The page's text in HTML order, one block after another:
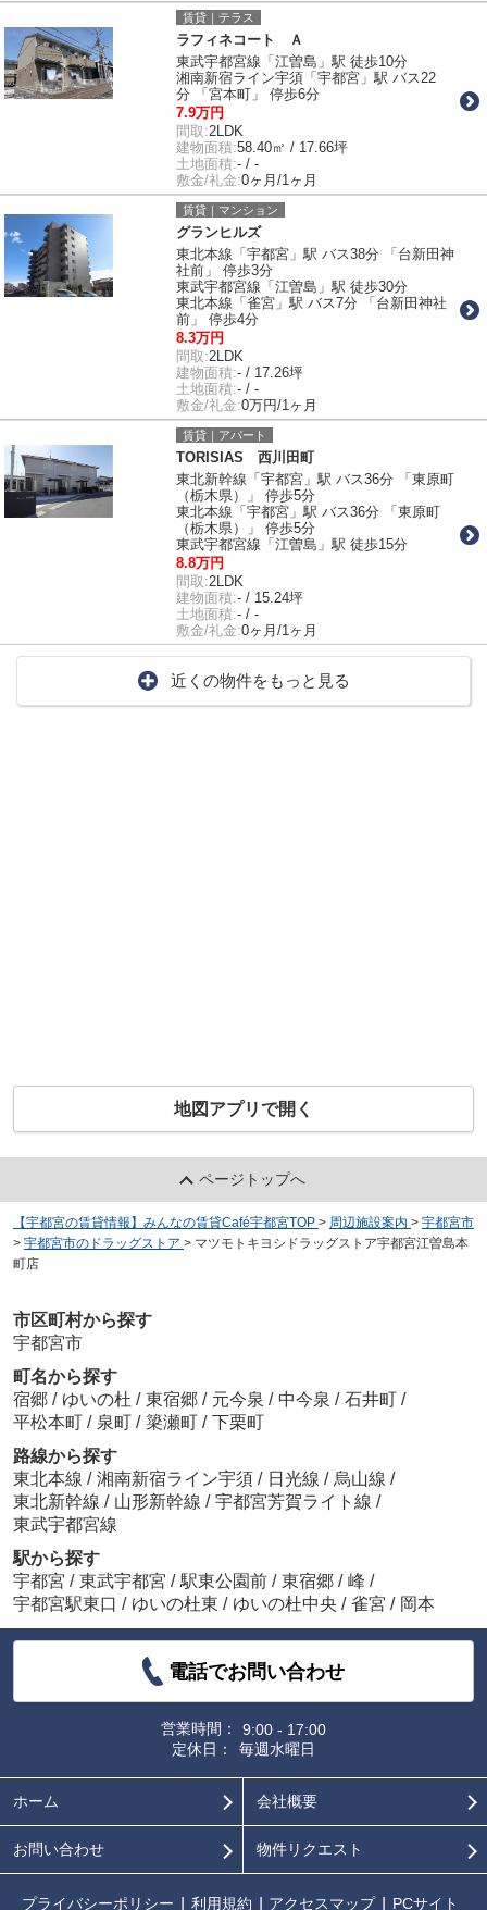
賃貸｜テラス
ラフィネコート Ａ
東武宇都宮線「江曽島」駅 徒歩10分
湘南新宿ライン宇須「宇都宮」駅 バス22
分 「宮本町」 停歩6分
7.9万円
間取:2LDK
建物面積:58.40㎡ / 17.66坪
土地面積:- / -
敷金/礼金:0ヶ月/1ヶ月
賃貸｜マンション
グランヒルズ
東北本線「宇都宮」駅 バス38分 「台新田神
社前」 停歩3分
東武宇都宮線「江曽島」駅 徒歩30分
東北本線「雀宮」駅 バス7分 「台新田神社
前」 停歩4分
8.3万円
間取:2LDK
建物面積:- / 17.26坪
土地面積:- / -
敷金/礼金:0万円/1ヶ月
賃貸｜アパート
TORISIAS 西川田町
東北新幹線「宇都宮」駅 バス36分 「東原町
（栃木県）」 停歩5分
東北本線「宇都宮」駅 バス36分 「東原町
（栃木県）」 停歩5分
東武宇都宮線「江曽島」駅 徒歩15分
8.8万円
間取:2LDK
建物面積:- / 15.24坪
土地面積:- / -
敷金/礼金:0ヶ月/1ヶ月
近くの物件をもっと見る
地図アプリで開く
ページトップへ
【宇都宮の賃貸情報】みんなの賃貸Café宇都宮TOP > 周辺施設案内 > 宇都宮市
> 宇都宮市のドラッグストア > マツモトキヨシドラッグストア宇都宮江曽島本
町店
市区町村から探す
宇都宮市
町名から探す
宿郷 / ゆいの杜 / 東宿郷 / 元今泉 / 中今泉 / 石井町 /
平松本町 / 泉町 / 簗瀬町 / 下栗町
路線から探す
東北本線 / 湘南新宿ライン宇須 / 日光線 / 烏山線 /
東北新幹線 / 山形新幹線 / 宇都宮芳賀ライト線 /
東武宇都宮線
駅から探す
宇都宮 / 東武宇都宮 / 駅東公園前 / 東宿郷 / 峰 /
宇都宮駅東口 / ゆいの杜東 / ゆいの杜中央 / 雀宮 / 岡本
電話でお問い合わせ
営業時間：
9:00 - 17:00
定休日：
毎週水曜日
ホーム 会社概要
お問い合わせ 物件リクエスト
プライバシーポリシー 利用規約 アクセスマップ PCサイト